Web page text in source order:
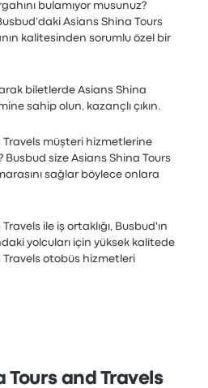
bulamıyor musunuz?
Asians Shina Tours
kalitesinden sorumlu özel bir
biletlerde Asians Shina
sahip olun, kazançlı çıkın.
Travels müşteri hizmetlerine
Busbud size Asians Shina Tours
sağlar böylece onlara
ile iş ortaklığı, Busbud'ın
yolcuları için yüksek kalitede
Travels otobüs hizmetleri
Tours and Travels